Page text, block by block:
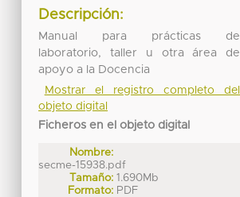
Descripción:
Manual para prácticas de
laboratorio, taller u otra área de
apoyo a la Docencia
Mostrar el registro completo del
objeto digital
Ficheros en el objeto digital
Nombre:
secme-15938.pdf
Tamaño: 1.690Mb
Formato: PDF